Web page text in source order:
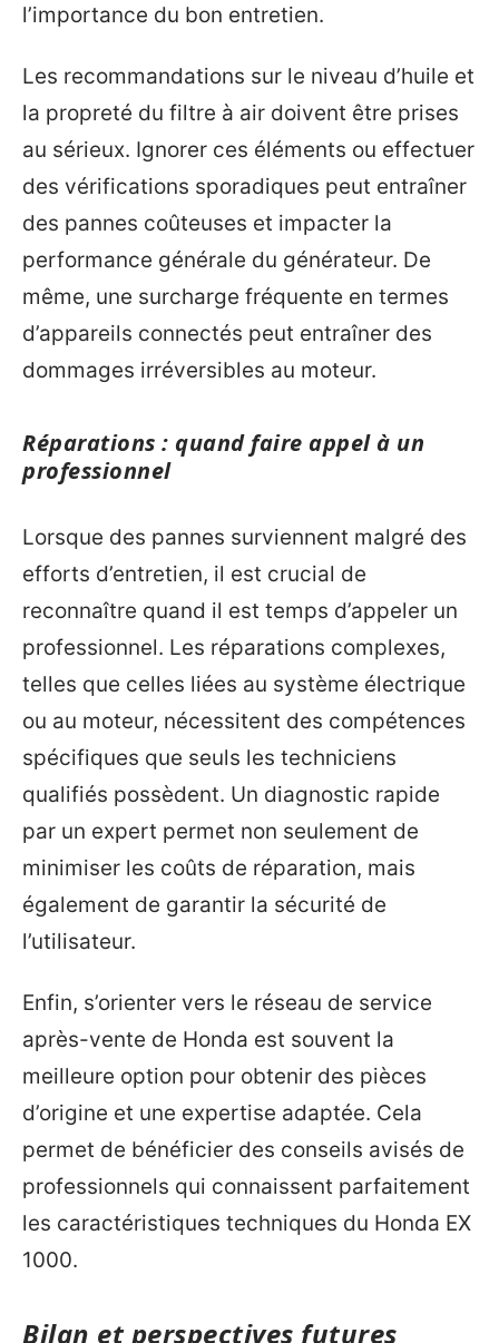
l’importance du bon entretien.
Les recommandations sur le niveau d’huile et
la propreté du filtre à air doivent être prises
au sérieux. Ignorer ces éléments ou effectuer
des vérifications sporadiques peut entraîner
des pannes coûteuses et impacter la
performance générale du générateur. De
même, une surcharge fréquente en termes
d’appareils connectés peut entraîner des
dommages irréversibles au moteur.
Réparations : quand faire appel à un
professionnel
Lorsque des pannes surviennent malgré des
efforts d’entretien, il est crucial de
reconnaître quand il est temps d’appeler un
professionnel. Les réparations complexes,
telles que celles liées au système électrique
ou au moteur, nécessitent des compétences
spécifiques que seuls les techniciens
qualifiés possèdent. Un diagnostic rapide
par un expert permet non seulement de
minimiser les coûts de réparation, mais
également de garantir la sécurité de
l’utilisateur.
Enfin, s’orienter vers le réseau de service
après-vente de Honda est souvent la
meilleure option pour obtenir des pièces
d’origine et une expertise adaptée. Cela
permet de bénéficier des conseils avisés de
professionnels qui connaissent parfaitement
les caractéristiques techniques du Honda EX
1000.
Bilan et perspectives futures